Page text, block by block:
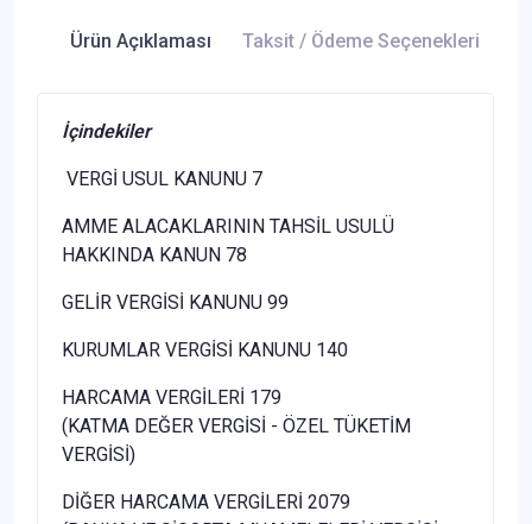
Ürün Açıklaması Taksit / Ödeme Seçenekleri
İçindekiler
VERGİ USUL KANUNU 7
AMME ALACAKLARININ TAHSİL USULÜ
HAKKINDA KANUN 78
GELİR VERGİSİ KANUNU 99
KURUMLAR VERGİSİ KANUNU 140
HARCAMA VERGİLERİ 179
(KATMA DEĞER VERGİSİ - ÖZEL TÜKETİM
VERGİSİ)
DİĞER HARCAMA VERGİLERİ 2079